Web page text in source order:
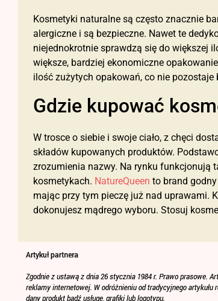
Kosmetyki naturalne są często znacznie
alergiczne i są bezpieczne. Nawet te
niejednokrotnie sprawdzą się do większej
większe, bardziej ekonomiczne
ilość zużytych opakowań, co nie
Gdzie kupować
W trosce o siebie i swoje ciało, z chęci
składów kupowanych produktów.
zrozumienia nazwy. Na rynku funkcjonują
kosmetykach. NatureQueen to brand
mając przy tym pieczę już nad uprawami.
dokonujesz mądrego wyboru. Stosuj